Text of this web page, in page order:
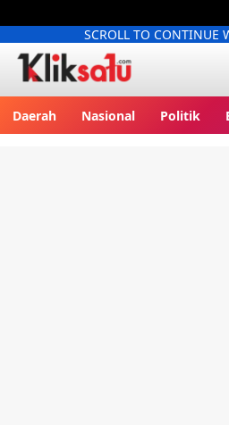
SCROLL TO CONTINUE
Daerah Nasional Politik